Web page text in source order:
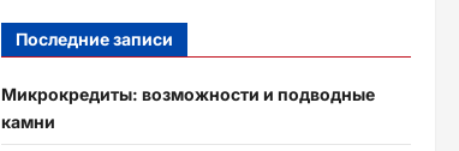
Последние записи
Микрокредиты: возможности и подводные
камни